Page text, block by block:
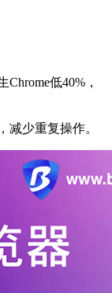
低40%，
少重复操作。